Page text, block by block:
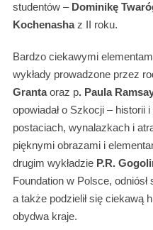
studentów – Dominikę
Kochenashaz II roku.
Bardzo ciekawymi
wykłady prowadzone przez
Grantaoraz p. Paula
opowiadał o Szkocji – historii
postaciach, wynalazkach i
pięknymi obrazami i
drugim wykładzie P.R.
Foundation w Polsce,
a także podzielił się ciekawą
obydwa kraje.